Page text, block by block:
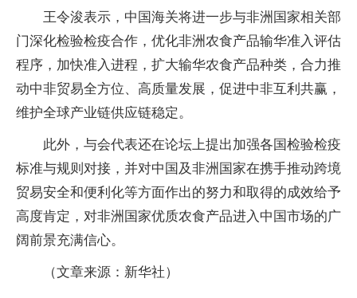
王令浚表示，中国海关将进一步与非洲国家相关部
门深化检验检疫合作，优化非洲农食产品输华准入评估
程序，加快准入进程，扩大输华农食产品种类，合力推
动中非贸易全方位、高质量发展，促进中非互利共赢，
维护全球产业链供应链稳定。
此外，与会代表还在论坛上提出加强各国检验检疫
标准与规则对接，并对中国及非洲国家在携手推动跨境
贸易安全和便利化等方面作出的努力和取得的成效给予
高度肯定，对非洲国家优质农食产品进入中国市场的广
阔前景充满信心。
（文章来源：新华社）